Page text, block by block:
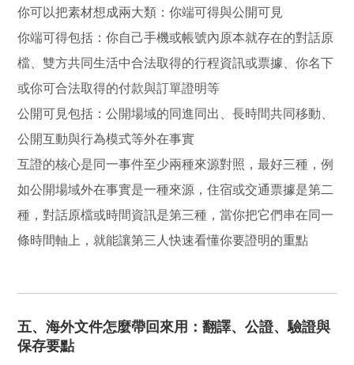
你可以把素材想成兩大類：你端可得與公開可見
你端可得包括：你自己手機或帳號內原本就存在的對話原
檔、雙方共同生活中合法取得的行程資訊或票據、你名下
或你可合法取得的付款與訂單證明等
公開可見包括：公開場域的同進同出、長時間共同移動、
公開互動與行為模式等外在事實
互證的核心是同一事件至少兩種來源對照，最好三種，例
如公開場域外在事實是一種來源，住宿或交通票據是第二
種，對話原檔或時間資訊是第三種，當你把它們串在同一
條時間軸上，就能讓第三人快速看懂你要證明的重點
五、海外文件怎麼帶回來用：翻譯、公證、驗證與
保存要點